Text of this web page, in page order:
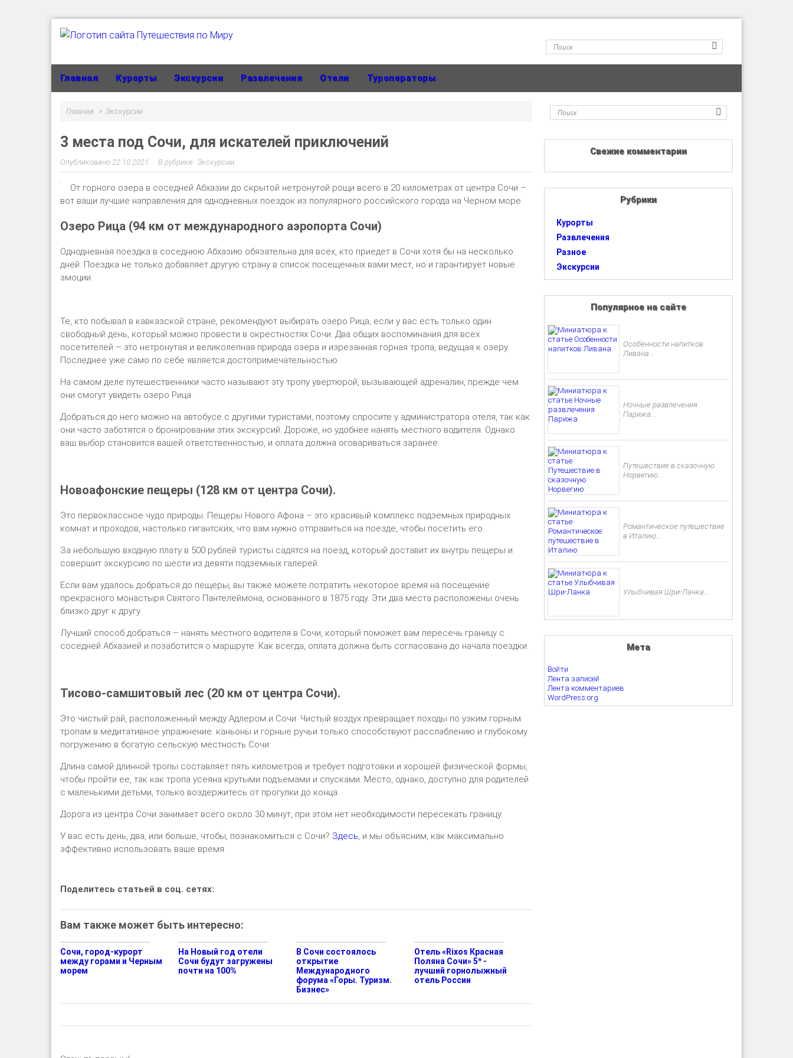
Главная Курорты Экскурсии Развлечения Отели Туроператоры
Главная Экскурсии
3 места под Сочи, для искателей приключений
22.10.2021 Экскурсии
От горного озера в соседней Абхазии до скрытой нетронутой рощи всего в 20 километрах от центра Сочи –
вот ваши лучшие направления для однодневных поездок из популярного российского города на Черном море.
Озеро Рица (94 км от международного аэропорта Сочи)
Однодневная поездка в соседнюю Абхазию обязательна для всех, кто приедет в Сочи хотя бы на несколько
дней. Поездка не только добавляет другую страну в список посещенных вами мест, но и гарантирует новые
эмоции.
Те, кто побывал в кавказской стране, рекомендуют выбирать озеро Рица, если у вас есть только один
свободный день, который можно провести в окрестностях Сочи. Два общих воспоминания для всех
посетителей – это нетронутая и великолепная природа озера и изрезанная горная тропа, ведущая к озеру.
Последнее уже само по себе является достопримечательностью.
На самом деле путешественники часто называют эту тропу увертюрой, вызывающей адреналин, прежде чем
они смогут увидеть озеро Рица.
Добраться до него можно на автобусе с другими туристами, поэтому спросите у администратора отеля, так как
они часто заботятся о бронировании этих экскурсий. Дороже, но удобнее нанять местного водителя. Однако
ваш выбор становится вашей ответственностью, и оплата должна оговариваться заранее.
Новоафонские пещеры (128 км от центра Сочи).
Это первоклассное чудо природы. Пещеры Нового Афона – это красивый комплекс подземных природных
комнат и проходов, настолько гигантских, что вам нужно отправиться на поезде, чтобы посетить его.
За небольшую входную плату в 500 рублей туристы садятся на поезд, который доставит их внутрь пещеры и
совершит экскурсию по шести из девяти подземных галерей.
Если вам удалось добраться до пещеры, вы также можете потратить некоторое время на посещение
прекрасного монастыря Святого Пантелеймона, основанного в 1875 году. Эти два места расположены очень
близко друг к другу.
Лучший способ добраться – нанять местного водителя в Сочи, который поможет вам пересечь границу с
соседней Абхазией и позаботится о маршруте. Как всегда, оплата должна быть согласована до начала поездки.
Тисово-самшитовый лес (20 км от центра Сочи).
Это чистый рай, расположенный между Адлером и Сочи. Чистый воздух превращает походы по узким горным
тропам в медитативное упражнение: каньоны и горные ручьи только способствуют расслаблению и глубокому
погружению в богатую сельскую местность Сочи.
Длина самой длинной тропы составляет пять километров и требует подготовки и хорошей физической формы,
чтобы пройти ее, так как тропа усеяна крутыми подъемами и спусками. Место, однако, доступно для родителей
с маленькими детьми, только воздержитесь от прогулки до конца.
Дорога из центра Сочи занимает всего около 30 минут, при этом нет необходимости пересекать границу.
У вас есть день, два, или больше, чтобы, познакомиться с Сочи? Здесь, и мы объясним, как максимально
эффективно использовать ваше время.
Поделитесь статьей в соц. сетях:
Вам также может быть интересно:
Сочи, город-курорт
между горами и Черным
морем
На Новый год отели
Сочи будут загружены
почти на 100%
В Сочи состоялось
открытие
Международного
форума «Горы. Туризм.
Бизнес»
Отель «Rixos Красная
Поляна Сочи» 5* -
лучший горнолыжный
отель России
Свежие комментарии
Рубрики
Курорты
Развлечения
Разное
Экскурсии
Популярное на сайте
Особенности напитков
Ливана...
Ночные развлечения
Парижа...
Путешествие в сказочную
Норвегию...
Романтическое путешествие
в Италию...
Улыбчивая Шри-Ланка...
Мета
Войти
Лента записей
Лента комментариев
WordPress.org